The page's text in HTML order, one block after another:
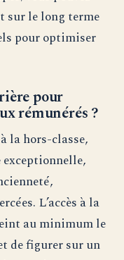
sur le long terme
pour optimiser
pour
rémunérés ?
la hors-classe,
exceptionnelle,
L’accès à la
au minimum le
de figurer sur un